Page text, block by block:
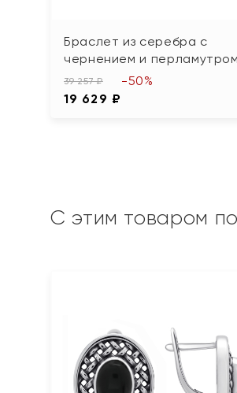
Браслет из серебра с
чернением и перламутром
39 257 ₽
19 629 ₽
-50%
С этим товаром